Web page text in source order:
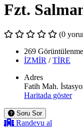
Fzt.
(0
269 Görüntülenme
İZMİR /TİRE
Adres
Fatih Mah.
Haritada göster
Soru Sor
Randevu al